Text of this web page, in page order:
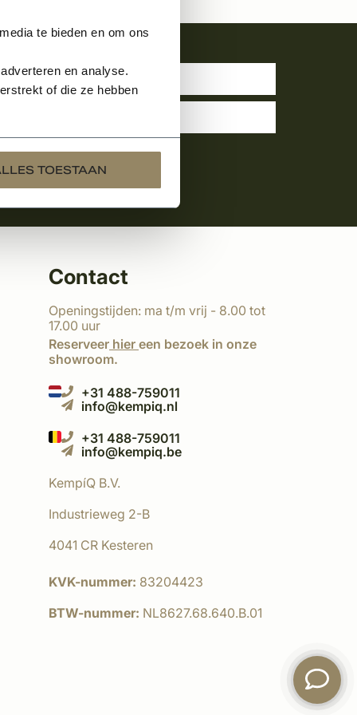
te bieden en om ons
en analyse.
of die ze hebben
TOESTAAN
Contact
Openingstijden: ma t/m vrij - 8.00 tot
17.00 uur
Reserveer hier een bezoek in onze
showroom.
+31 488-759011
info@kempiq.nl
+31 488-759011
info@kempiq.be
KempíQ B.V.
Industrieweg 2-B
4041 CR Kesteren
KVK-nummer: 83204423
BTW-nummer: NL8627.68.640.B.01